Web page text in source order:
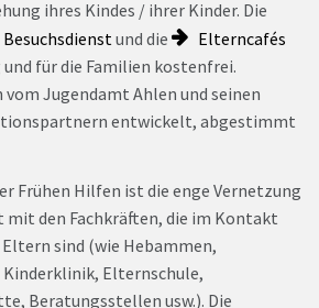
ihres Kindes / ihrer Kinder. Die
Besuchsdienstund die
Elterncafés
für die Familien kostenfrei.
vom Jugendamt Ahlen und seinen
entwickelt, abgestimmt
Frühen Hilfen ist die enge Vernetzung
mit den Fachkräften, die im Kontakt
sind (wie Hebammen,
Elternschule,
Beratungsstellen usw.). Die